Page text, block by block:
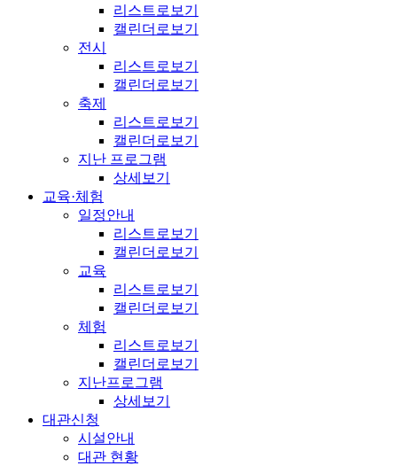
리스트로보기
캘린더로보기
전시
리스트로보기
캘린더로보기
축제
리스트로보기
캘린더로보기
지난 프로그램
상세보기
교육·체험
일정안내
리스트로보기
캘린더로보기
교육
리스트로보기
캘린더로보기
체험
리스트로보기
캘린더로보기
지난프로그램
상세보기
대관신청
시설안내
대관 현황